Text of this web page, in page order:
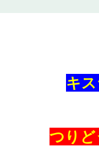
キ
つり